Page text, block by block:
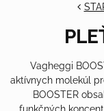
Vagheggi
aktívnych molekúl
BOOSTER